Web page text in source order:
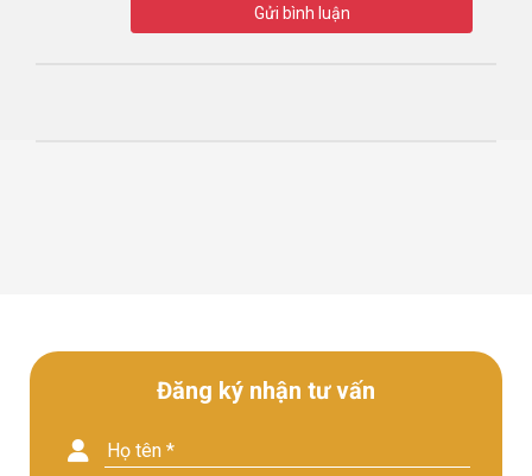
Gửi bình luận
Đăng ký nhận tư vấn